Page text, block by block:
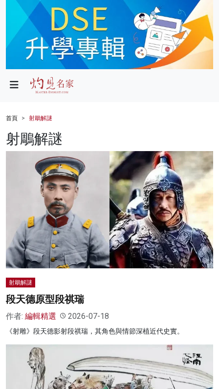
政局
財經
生活
健康
影片
名家榜
灼見活動
首頁 射鵰解謎
射鵰解謎
射鵰解謎
段天德原型段祺瑞
作者: 編輯精選 2026-07-18
《射雕》段天德影射段祺瑞，其角色與情節深植近代史實。